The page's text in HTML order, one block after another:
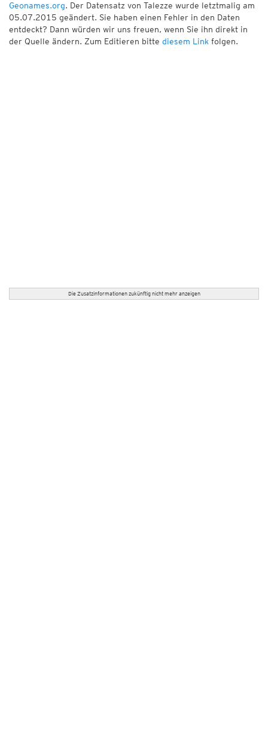
Geonames.org. Der Datensatz von Talezze wurde letztmalig am
05.07.2015 geändert. Sie haben einen Fehler in den Daten
entdeckt? Dann würden wir uns freuen, wenn Sie ihn direkt in
der Quelle ändern. Zum Editieren bitte diesem Link folgen.
Die Zusatzinformationen zukünftig nicht mehr anzeigen